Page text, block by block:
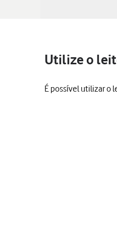
Utilize o
É possível utilizar o